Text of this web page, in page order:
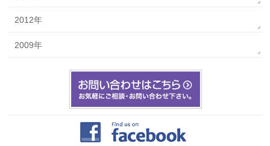
2012年
2009年